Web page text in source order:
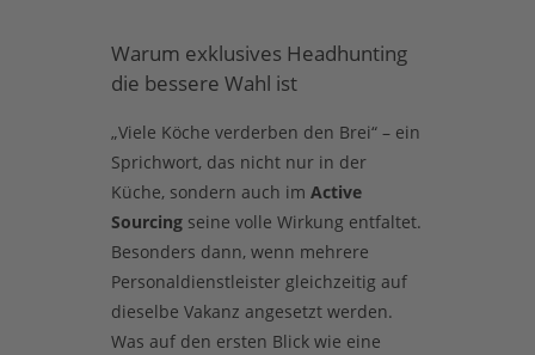
Warum exklusives Headhunting
die bessere Wahl ist
„Viele Köche verderben den Brei“ – ein
Sprichwort, das nicht nur in der
Küche, sondern auch im Active
Sourcingseine volle Wirkung entfaltet.
Besonders dann, wenn mehrere
Personaldienstleister gleichzeitig auf
dieselbe Vakanz angesetzt werden.
Was auf den ersten Blick wie eine